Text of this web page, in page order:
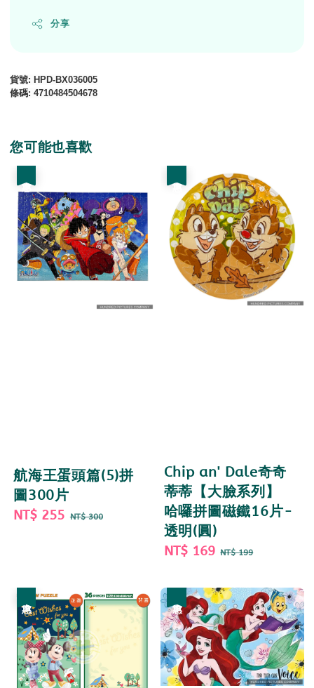
分享
貨號: HPD-BX036005
條碼:4710484504678
您可能也喜歡
航海王蛋頭篇(5)拼
圖300片
Sale
NT$ 255 Regular
NT$ 300
Chip an' Dale奇奇
蒂蒂【大臉系列】
哈囉拼圖磁鐵16片-
透明(圓)
Sale
NT$ 169 Regular
NT$ 199